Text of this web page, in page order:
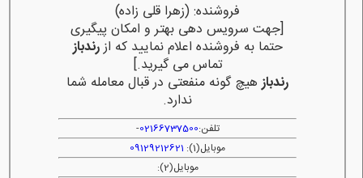
فروشنده: (زهرا قلی زاده)
[جهت سرویس دهی بهتر و امکان پیگیری
حتما به فروشنده اعلام نمایید که ازرندباز
تماس می گیرید.]
رندبازهیچ گونه منفعتی در قبال معامله شما
ندارد.
تلفن:02166737500
-
موبایل(1):
09129212621
موبایل(2):